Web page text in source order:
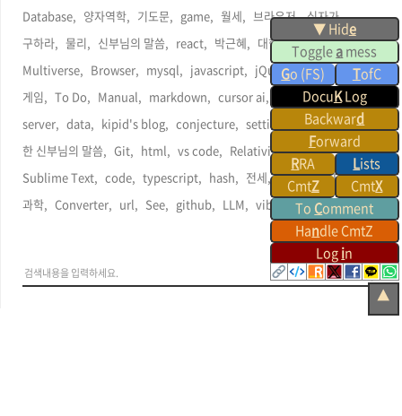
▼ Hide
Toggleamess
Go (FS) TofC
DocuKLog
Backward
Forward
RRA Lists
CmtZ CmtX
To Comment
Handle CmtZ
Login
▲
Database,
양자역학, 기도문, game, 월세, 브라우저, 십자가,
구하라,
물리, 신부님의 말씀, react, 박근혜, 대한민국, youtube,
Multiverse,
Browser, mysql, javascript, jQuery, Command,
게임,
To Do, Manual, markdown, cursor ai,
Gemini,
server,
data, kipid's blog, conjecture, setting,
search,
한 신부님의 말씀,
Git, html, vs code, Relativity, 하느님,
Sublime Text,
code, typescript, hash, 전세, Linux, KARA,
과학,
Converter, url, See, github, LLM, vibe coding,